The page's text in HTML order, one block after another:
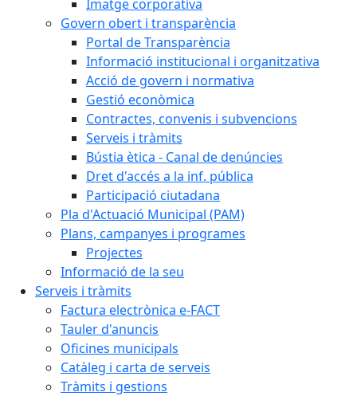
Imatge corporativa
Govern obert i transparència
Portal de Transparència
Informació institucional i organitzativa
Acció de govern i normativa
Gestió econòmica
Contractes, convenis i subvencions
Serveis i tràmits
Bústia ètica - Canal de denúncies
Dret d'accés a la inf. pública
Participació ciutadana
Pla d'Actuació Municipal (PAM)
Plans, campanyes i programes
Projectes
Informació de la seu
Serveis i tràmits
Factura electrònica e-FACT
Tauler d'anuncis
Oficines municipals
Catàleg i carta de serveis
Tràmits i gestions